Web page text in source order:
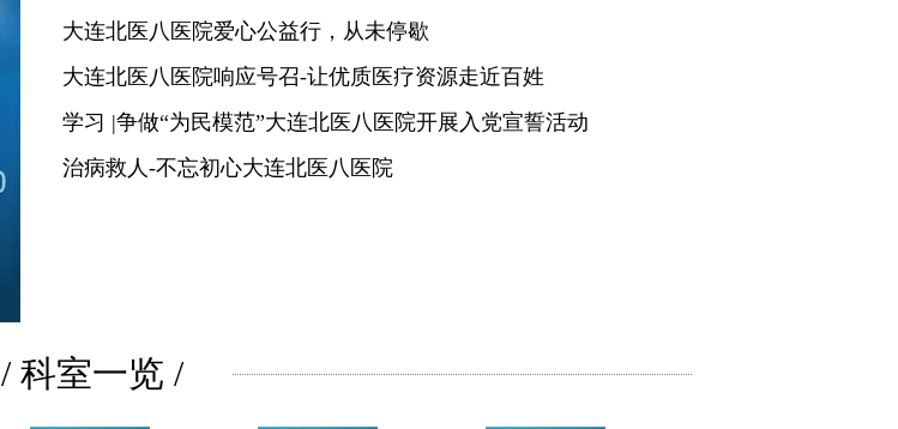
大连北医八医院爱心公益行，从未停歇
大连北医八医院响应号召-让优质医疗资源走近百姓
学习 |争做“为民模范”大连北医八医院开展入党宣誓活动
治病救人-不忘初心大连北医八医院
/ 科室一览 /